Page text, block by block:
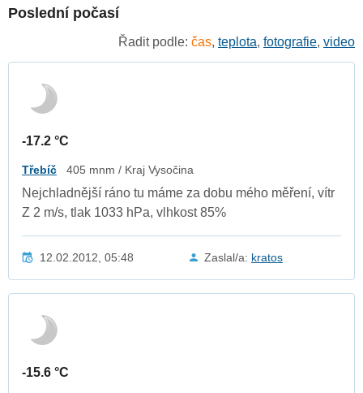
Poslední počasí
Řadit podle: čas, teplota, fotografie, video
-17.2 °C
Třebíč 405 mnm / Kraj Vysočina
Nejchladnější ráno tu máme za dobu mého měření, vítr
Z 2 m/s, tlak 1033 hPa, vlhkost 85%
12.02.2012, 05:48 Zaslal/a: kratos
-15.6 °C